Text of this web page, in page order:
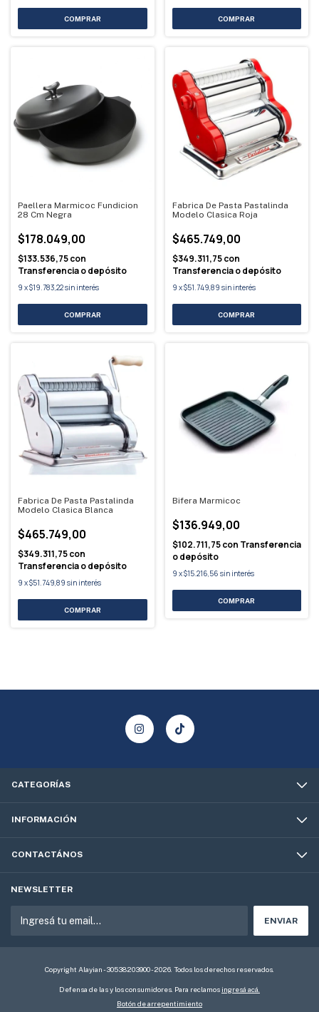
Paellera Marmicoc Fundicion
28 Cm Negra
$178.049,00
$133.536,75con
Transferencia o depósito
9 x$19.783,22sin interés
Fabrica De Pasta Pastalinda
Modelo Clasica Roja
$465.749,00
$349.311,75con
Transferencia o depósito
9 x$51.749,89 sin interés
Fabrica De Pasta Pastalinda
Modelo Clasica Blanca
$465.749,00
$349.311,75con
Transferencia o depósito
9 x$51.749,89 sin interés
Bifera Marmicoc
$136.949,00
$102.711,75con Transferencia
o depósito
9 x$15.216,56 sin interés
CATEGORÍAS
INFORMACIÓN
CONTACTÁNOS
NEWSLETTER
Copyright Alayian - 30538203900 - 2026. Todos los derechos reservados.
Defensa de las y los consumidores. Para reclamos ingresá acá.
Botón de arrepentimiento